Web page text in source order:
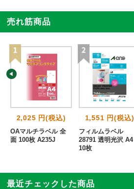
売れ筋商品
2,025 円(税込)
OAマルチラベル 全
面 100枚 A235J
1,551 円(税込)
フィルムラベル
28791 透明光沢 A4
10枚
最近チェックした商品